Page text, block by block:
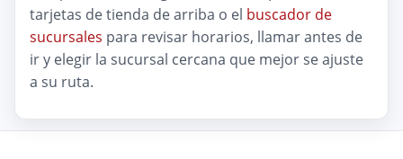
tarjetas de tienda de arriba o el buscador de
sucursales para revisar horarios, llamar antes de
ir y elegir la sucursal cercana que mejor se ajuste
a su ruta.